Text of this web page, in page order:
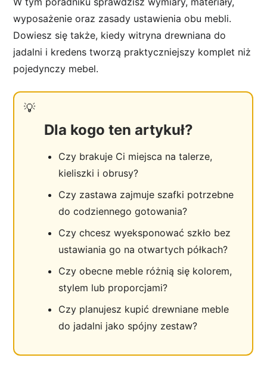
wyposażenie oraz zasady ustawienia obu mebli.
Dowiesz się także, kiedy witryna drewniana do
jadalni i kredens tworzą praktyczniejszy komplet niż
pojedynczy mebel.
Dla kogo ten artykuł?
Czy brakuje Ci miejsca na talerze,
kieliszki i obrusy?
Czy zastawa zajmuje szafki potrzebne
do codziennego gotowania?
Czy chcesz wyeksponować szkło bez
ustawiania go na otwartych półkach?
Czy obecne meble różnią się kolorem,
stylem lub proporcjami?
Czy planujesz kupić drewniane meble
do jadalni jako spójny zestaw?